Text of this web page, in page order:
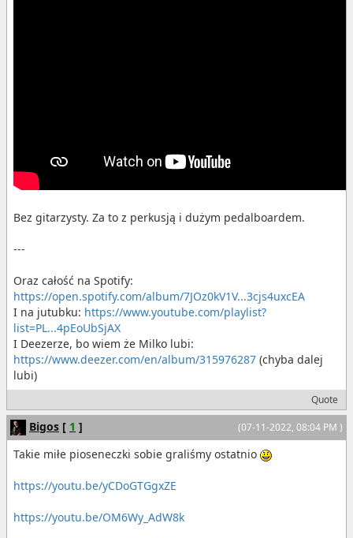
Bez gitarzysty. Za to z perkusją i dużym pedalboardem.
---
Oraz całość na Spotify:
https://open.spotify.com/album/7JOz0kV1V...3cjs4uxcEA
I na jutubku: https://www.youtube.com/playlist?
list=PL...4pEoUbSjAX
I Deezerze, bo wiem że Milko lubi:
https://www.deezer.com/en/album/315976287 (chyba dalej
lubi)
Quote
(07-11-2022, 08:04 PM )
Bigos [ 1 ]
Takie miłe pioseneczki sobie graliśmy ostatnio
https://youtu.be/yCDoGTGgxZE
https://youtu.be/OM6Wy_AdW8k